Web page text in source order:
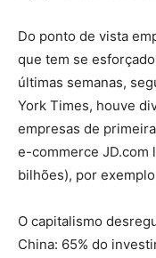
Do ponto de vista
que tem se
últimas semanas,
York Times, houve
empresas de
e-commerce JD.com
bilhões), por
O capitalismo
China: 65% do